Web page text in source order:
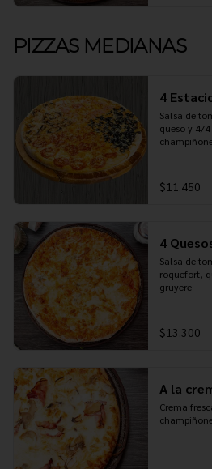
PIZZAS MEDIANAS
4
Salsa de
queso y 4/
$11.450
4
Salsa de
roquefort,
gruyere
$13.300
A la
Crema